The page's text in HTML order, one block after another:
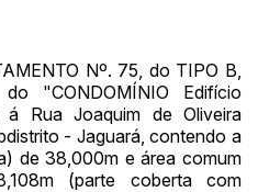
Nº. 75, do TIPO B,
"CONDOMÍNIO Edifício
Rua Joaquim de Oliveira
- Jaguará, contendo a
de 38,000m e área comum
(parte coberta com
TIAGOFELIPE R$ 1,00
TIAGOFELIPE R$ 1,00